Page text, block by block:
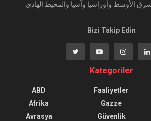
الأوسط وأوراسيا وآسيا والمحيط الهادئ
Bizi Takip Edin
Kategoriler
ABD
Afrika
Avrasya
Faaliyetler
Gazze
Güvenlik